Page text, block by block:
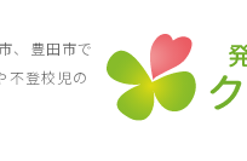
、豊田市で
不登校児の